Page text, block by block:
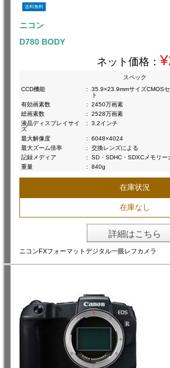
送料無料
ニコン
D780 BODY
ネット価格：
スペック
CCD機能
:
35.9×23.9mmサイズCMOS
ト
有効画素数
:
2450万画素
総画素数
:
2528万画素
液晶ディスプレイサイ
ズ
: 3.2インチ
最大解像度 :
6048×4024
最大ズーム倍率
:
交換レンズによる
記録メディア
:
SD・SDHC・SDXCメモリー
重量
: 840g
在庫状況
在庫なし
詳細はこちら
ニコンFXフォーマットデジタル一眼レフカメラ